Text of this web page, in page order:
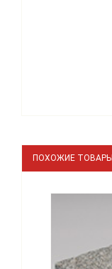
ПОХОЖИЕ ТОВАРЫ